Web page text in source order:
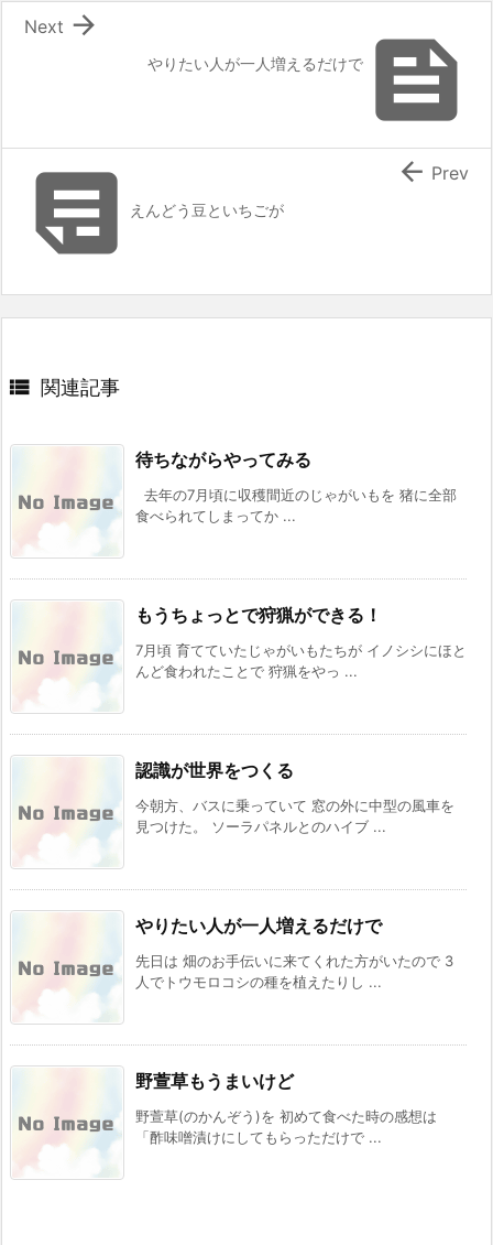

やりたい人が一人増えるだけで

Next
えんどう豆といちごが
 Prev
 関連記事
待ちながらやってみる
去年の7月頃に収穫間近のじゃがいもを 猪に全部
食べられてしまってか ...
もうちょっとで狩猟ができる！
7月頃 育てていたじゃがいもたちが イノシシにほと
んど食われたことで 狩猟をやっ ...
認識が世界をつくる
今朝方、バスに乗っていて 窓の外に中型の風車を
見つけた。 ソーラパネルとのハイブ ...
やりたい人が一人増えるだけで
先日は 畑のお手伝いに来てくれた方がいたので 3
人でトウモロコシの種を植えたりし ...
野萱草もうまいけど
野萱草(のかんぞう)を 初めて食べた時の感想は
「酢味噌漬けにしてもらっただけで ...